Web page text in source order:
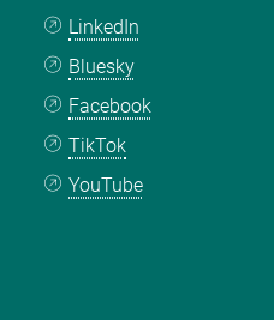
LinkedIn
Bluesky
Facebook
TikTok
YouTube